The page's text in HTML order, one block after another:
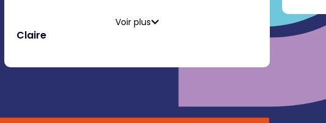
leur disponibilité ainsi que leur empathie. Merci aussi
bien à Elsa, mon accompagnatrice qu’à Julien et toute
Voir plus
Claire